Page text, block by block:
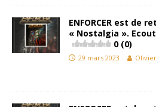
ENFORCER est de
« Nostalgia ».
0 (0)
29 mars 2023 Olivier